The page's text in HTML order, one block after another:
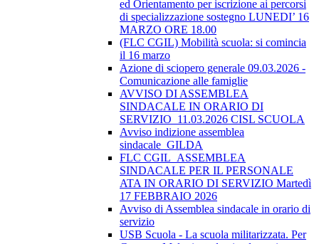
ed Orientamento per iscrizione ai percorsi
di specializzazione sostegno LUNEDI’ 16
MARZO ORE 18.00
(FLC CGIL) Mobilità scuola: si comincia
il 16 marzo
Azione di sciopero generale 09.03.2026 -
Comunicazione alle famiglie
AVVISO DI ASSEMBLEA
SINDACALE IN ORARIO DI
SERVIZIO_11.03.2026 CISL SCUOLA
Avviso indizione assemblea
sindacale_GILDA
FLC CGIL_ASSEMBLEA
SINDACALE PER IL PERSONALE
ATA IN ORARIO DI SERVIZIO Martedì
17 FEBBRAIO 2026
Avviso di Assemblea sindacale in orario di
servizio
USB Scuola - La scuola militarizzata. Per